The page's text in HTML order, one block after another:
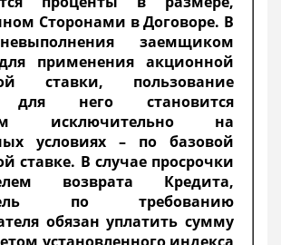
Сторонами в Договоре. В
заемщиком
применения акционной
ставки, пользование
него становится
исключительно на
условиях – по базовой
ставке. В случае просрочки
возврата Кредита,
по требованию
обязан уплатить сумму